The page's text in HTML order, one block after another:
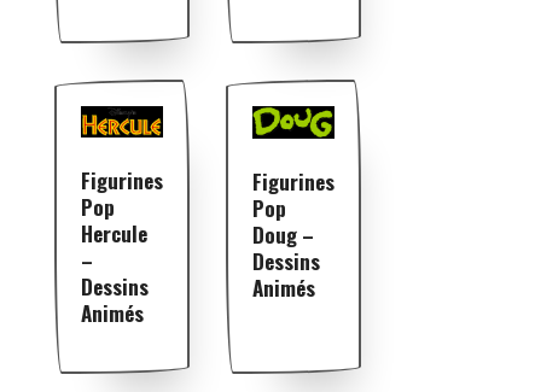
Figurines
Pop
Hercule
–
Dessins
Animés
Figurines
Pop
Doug –
Dessins
Animés